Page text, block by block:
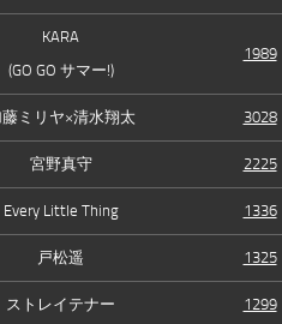
KARA
(GO GO サマー!)
1989
藤ミリヤ×清水翔太 3028
宮野真守 2225
Every Little Thing 1336
戸松遥 1325
ストレイテナー 1299